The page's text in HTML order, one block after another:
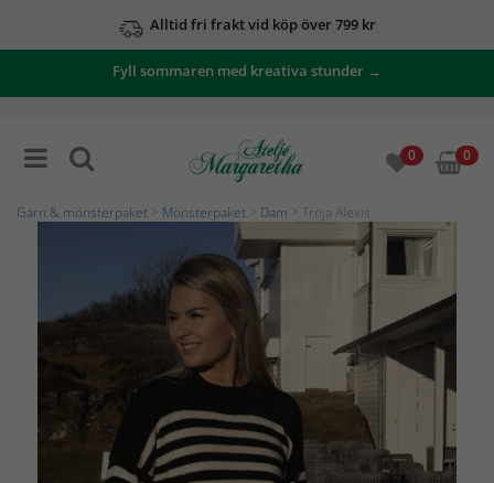
Alltid fri frakt vid köp över 799 kr
Fyll sommaren med kreativa stunder →
0 0
Garn & mönsterpaket Mönsterpaket Dam > Tröja Alexis